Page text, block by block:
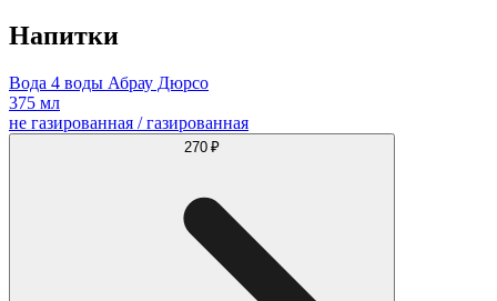
Напитки
Вода 4 воды Абрау Дюрсо
375 мл
не газированная / газированная
270 ₽